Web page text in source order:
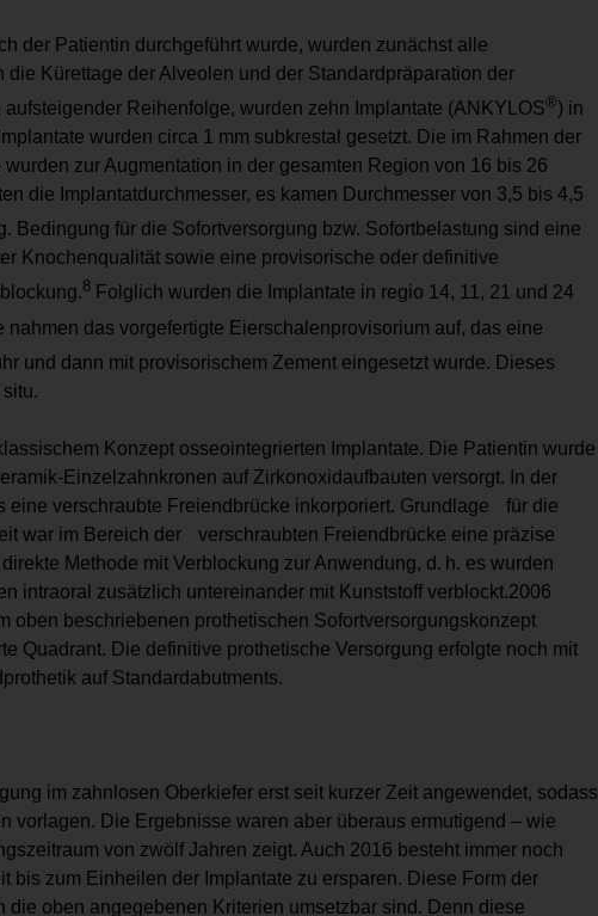
der Patientin durchgeführt wurde, wurden zunächst alle
die Kürettage der Alveolen und der Standardpräparation der
Reihenfolge, wurden zehn Implantate (ANKYLOS®) in
wurden circa 1 mm subkrestal gesetzt. Die im Rahmen der
zur Augmentation in der gesamten Region von 16 bis 26
die Implantat­durchmesser, es kamen Durchmesser von 3,5 bis 4,5
Bedingung für die Sofortversorgung bzw. Sofortbelastung sind eine
Knochenqualität sowie eine provisorische oder definitive
8 Folglich wurden die Implantate in regio 14, 11, 21 und 24
nahmen das vorgefertigte Eierschalenprovisorium auf, das eine
und dann mit provisorischem Zement eingesetzt wurde. Dieses
Konzept osseointegrierten Implantate. Die Patientin wurde
Einzelzahnkronen auf Zirkon­oxidaufbauten versorgt. In der
eine verschraubte Freiendbrücke inkorporiert. Grundlage für die
war im Bereich der verschraubten Freiendbrücke eine präzise
Methode mit Ver­blockung zur Anwendung, d. h. es wurden
intraoral zusätzlich untereinander mit Kunststoff verblockt.2006
oben beschriebenen prothetischen Sofortversorgungskonzept
Quadrant. Die definitive prothetische Versorgung erfolgte noch mit
auf Standardabutments.
im zahnlosen Oberkiefer erst seit kurzer Zeit angewendet, sodass
vorlagen. Die Ergebnisse waren aber überaus ermutigend – wie
von zwölf Jahren zeigt. Auch 2016 besteht immer noch
bis zum Einheilen der Implantate zu ersparen. Diese Form der
die oben angegebenen Kriterien umsetzbar sind. Denn diese